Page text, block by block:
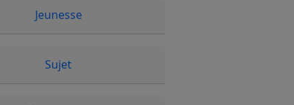
Jeunesse
Sujet